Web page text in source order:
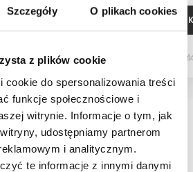
Szczegóły O plikach cookies
z plików cookie
cookie do spersonalizowania treści
funkcje społecznościowe i
witrynie. Informacje o tym, jak
udostępniamy partnerom
i analitycznym.
te informacje z innymi danymi
DODAJ DO